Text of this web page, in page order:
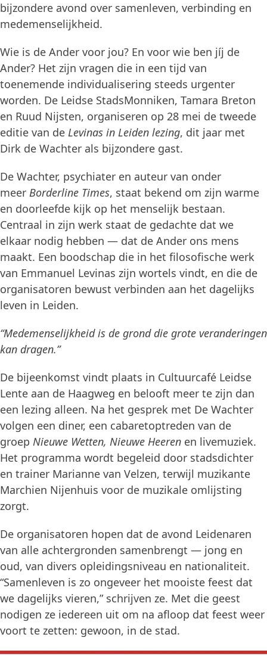
bijzondere avond over samenleven, verbinding en
medemenselijkheid.
Wie is de Ander voor jou? En voor wie ben jíj de
Ander? Het zijn vragen die in een tijd van
toenemende individualisering steeds urgenter
worden. De Leidse StadsMonniken, Tamara Breton
en Ruud Nijsten, organiseren op 28 mei de tweede
editie van de Levinas in Leiden lezing, dit jaar met
Dirk de Wachter als bijzondere gast.
De Wachter, psychiater en auteur van onder
meer Borderline Times, staat bekend om zijn warme
en doorleefde kijk op het menselijk bestaan.
Centraal in zijn werk staat de gedachte dat we
elkaar nodig hebben — dat de Ander ons mens
maakt. Een boodschap die in het filosofische werk
van Emmanuel Levinas zijn wortels vindt, en die de
organisatoren bewust verbinden aan het dagelijks
leven in Leiden.
“Medemenselijkheid is de grond die grote veranderingen
kan dragen.”
De bijeenkomst vindt plaats in Cultuurcafé Leidse
Lente aan de Haagweg en belooft meer te zijn dan
een lezing alleen. Na het gesprek met De Wachter
volgen een diner, een cabaretoptreden van de
groep Nieuwe Wetten, Nieuwe Heeren en livemuziek.
Het programma wordt begeleid door stadsdichter
en trainer Marianne van Velzen, terwijl muzikante
Marchien Nijenhuis voor de muzikale omlijsting
zorgt.
De organisatoren hopen dat de avond Leidenaren
van alle achtergronden samenbrengt — jong en
oud, van divers opleidingsniveau en nationaliteit.
“Samenleven is zo ongeveer het mooiste feest dat
we dagelijks vieren,” schrijven ze. Met die geest
nodigen ze iedereen uit om na afloop dat feest weer
voort te zetten: gewoon, in de stad.